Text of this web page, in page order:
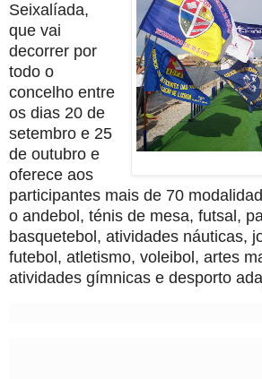
Seixalíada,
que vai
decorrer por
todo o
concelho entre
os dias 20 de
setembro e 25
de outubro e
oferece aos
participantes mais de 70
o andebol, ténis de mesa, futsal,
basquetebol, atividades náuticas,
futebol, atletismo, voleibol, artes
atividades gímnicas e desporto